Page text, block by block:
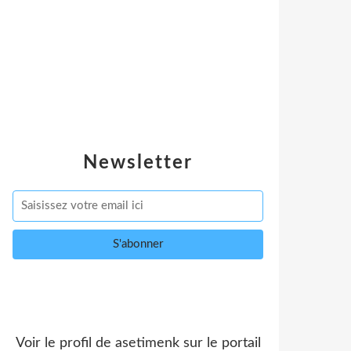
Newsletter
Voir le profil de asetimenksur le portail